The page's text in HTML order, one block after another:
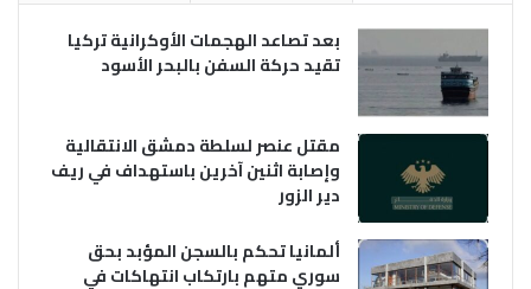
بعد تصاعد الهجمات الأوكرانية تركيا
تقيد حركة السفن بالبحر الأسود
مقتل عنصر لسلطة دمشق الانتقالية
وإصابة اثنين آخرين باستهداف في ريف
دير الزور
ألمانيا تحكم بالسجن المؤبد بحق
سوري متهم بارتكاب انتهاكات في